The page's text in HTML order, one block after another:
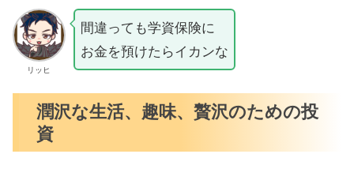
リッヒ
間違っても学資保険に
お金を預けたらイカンな
潤沢な生活、趣味、贅沢のための投
資